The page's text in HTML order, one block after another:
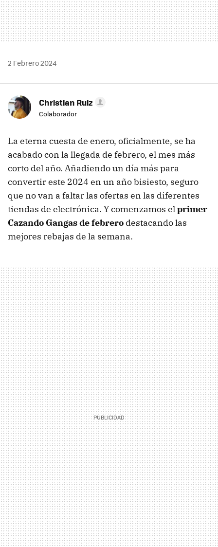
2 Febrero 2024
Christian Ruiz
Colaborador
La eterna cuesta de enero, oficialmente, se ha
acabado con la llegada de febrero, el mes más
corto del año. Añadiendo un día más para
convertir este 2024 en un año bisiesto, seguro
que no van a faltar las ofertas en las diferentes
tiendas de electrónica. Y comenzamos elprimer
Cazando Gangas de febrero destacando las
mejores rebajas de la semana.